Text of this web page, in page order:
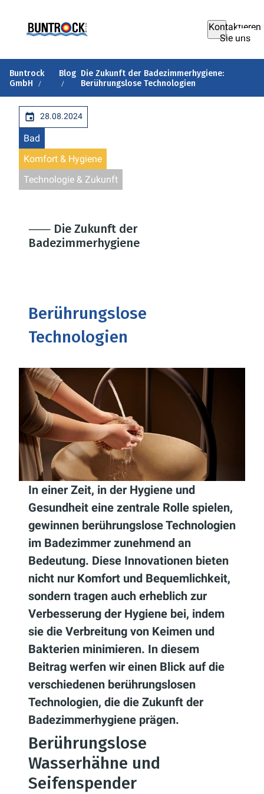
Kontaktieren
Sie uns
Buntrock
GmbH
Blog Die Zukunft der Badezimmerhygiene:
Berührungslose Technologien
28.08.2024
Bad
Komfort & Hygiene
Technologie & Zukunft
⸺ Die Zukunft der
Badezimmerhygiene
Berührungslose
Technologien
In einer Zeit, in der Hygiene und
Gesundheit eine zentrale Rolle spielen,
gewinnen berührungslose Technologien
im Badezimmer zunehmend an
Bedeutung. Diese Innovationen bieten
nicht nur Komfort und Bequemlichkeit,
sondern tragen auch erheblich zur
Verbesserung der Hygiene bei, indem
sie die Verbreitung von Keimen und
Bakterien minimieren. In diesem
Beitrag werfen wir einen Blick auf die
verschiedenen berührungslosen
Technologien, die die Zukunft der
Badezimmerhygiene prägen.
Berührungslose
Wasserhähne und
Seifenspender